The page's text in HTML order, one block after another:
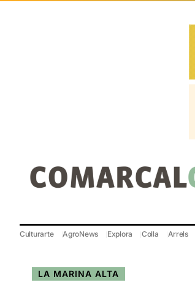
Culturarte AgroNews Explora Colla Arrels
LA MARINA ALTA